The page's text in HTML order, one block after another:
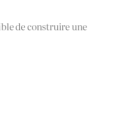
de construire une